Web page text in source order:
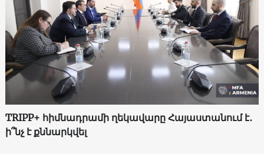
TRIPP+ հիմնադրամի ղեկավարը Հայաստանում է․
ի՞նչ է քննարկվել